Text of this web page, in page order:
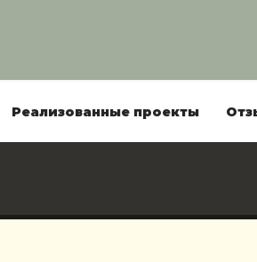
Реализованные проекты